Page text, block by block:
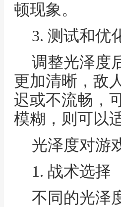
顿现象。
3. 测试和优
调整光泽度
更加清晰，敌
迟或不流畅，
模糊，则可以
光泽度对游
1. 战术选择
不同的光泽